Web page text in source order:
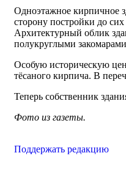
Одноэтажное кирпичное
сторону постройки до
Архитектурный облик
полукруглыми
Особую историческую
тёсаного кирпича. В
Теперь собственник
Фото из газеты.
Поддержать редакцию